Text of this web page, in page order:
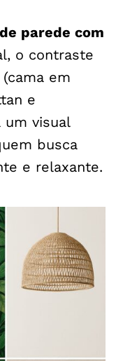
parede com
o contraste
em
e
um visual
busca
e relaxante.